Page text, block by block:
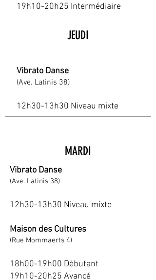
19h10-20h25 Intermédiaire
JEUDI
Vibrato Danse
(Ave. Latinis 38)
12h30-13h30 Niveau mixte
MARDI
Vibrato Danse
(Ave. Latinis 38)
12h30-13h30 Niveau mixte
Maison des Cultures
(Rue Mommaerts 4)
18h00-19h00 Débutant
19h10-20h25 Avancé